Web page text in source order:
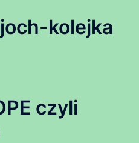
kolejka
czyli